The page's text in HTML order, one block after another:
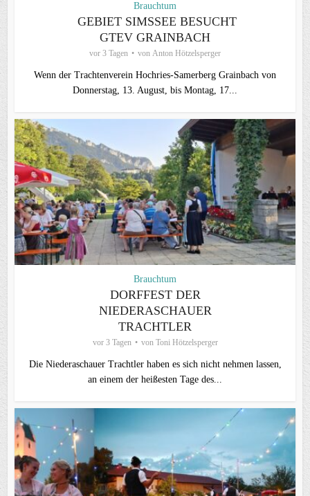
Brauchtum
GEBIET SIMSSEE BESUCHT
GTEV GRAINBACH
vor 3 Tagen von Anton Hötzelsperger
Wenn der Trachtenverein Hochries-Samerberg Grainbach von
Donnerstag, 13. August, bis Montag, 17...
Brauchtum
DORFFEST DER
NIEDERASCHAUER
TRACHTLER
vor 3 Tagen von Toni Hötzelsperger
Die Niederaschauer Trachtler haben es sich nicht nehmen lassen,
an einem der heißesten Tage des...